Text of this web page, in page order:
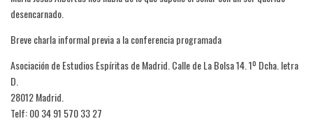
desencarnado.
Breve charla informal previa a la conferencia programada
Asociación de Estudios Espíritas de Madrid. Calle de La Bolsa 14. 1º Dcha. letra
D.
28012 Madrid.
Telf: 00 34 91 570 33 27